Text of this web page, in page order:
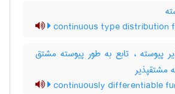
continuous type distribution
پیوسته ، تابع به طور پیوسته مشتق
مشتقپذیر
continuously differentiable